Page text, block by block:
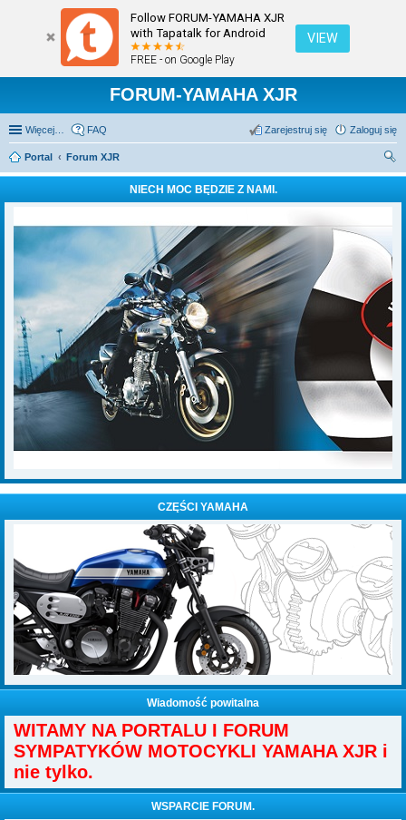
Follow FORUM-YAMAHA XJR
with Tapatalk for Android
FREE - on Google Play
VIEW
FORUM-YAMAHA XJR
Więcej… FAQ Zaloguj się
Zarejestruj się
Portal
Forum XJR
zu
kaj
NIECH MOC BĘDZIE Z NAMI.
CZĘŚCI YAMAHA
Wiadomość powitalna
WITAMY NA PORTALU I FORUM
SYMPATYKÓW MOTOCYKLI YAMAHA XJR i
nie tylko.
WSPARCIE FORUM.